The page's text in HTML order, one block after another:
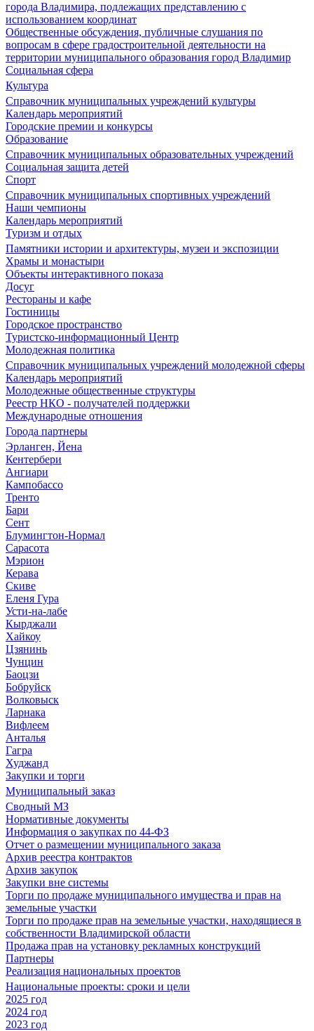
города Владимира, подлежащих представлению с
использованием координат
Общественные обсуждения, публичные слушания по
вопросам в сфере градостроительной деятельности на
территории муниципального образования город Владимир
Социальная сфера
Культура
Справочник муниципальных учреждений культуры
Календарь мероприятий
Городские премии и конкурсы
Образование
Справочник муниципальных образовательных учреждений
Социальная защита детей
Спорт
Справочник муниципальных спортивных учреждений
Наши чемпионы
Календарь мероприятий
Туризм и отдых
Памятники истории и архитектуры, музеи и экспозиции
Храмы и монастыри
Объекты интерактивного показа
Досуг
Рестораны и кафе
Гостиницы
Городское пространство
Туристско-информационный Центр
Молодежная политика
Справочник муниципальных учреждений молодежной сферы
Календарь мероприятий
Молодежные общественные структуры
Реестр НКО - получателей поддержки
Международные отношения
Города партнеры
Эрланген, Йена
Кентербери
Ангиари
Кампобассо
Тренто
Бари
Сент
Блумингтон-Нормал
Сарасота
Мэрион
Керава
Скиве
Еленя Гура
Усти-на-лабе
Кырджали
Хайкоу
Цзянинь
Чунцин
Баоцзи
Бобруйск
Волковыск
Ларнака
Вифлеем
Анталья
Гагра
Худжанд
Закупки и торги
Муниципальный заказ
Сводный МЗ
Нормативные документы
Информация о закупках по 44-ФЗ
Отчет о размещении муниципального заказа
Архив реестра контрактов
Архив закупок
Закупки вне системы
Торги по продаже муниципального имущества и прав на
земельные участки
Торги по продаже прав на земельные участки, находящиеся в
собственности Владимирской области
Продажа прав на установку рекламных конструкций
Партнеры
Реализация национальных проектов
Национальные проекты: сроки и цели
2025 год
2024 год
2023 год